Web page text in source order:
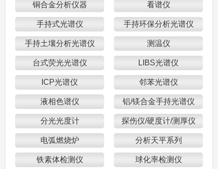
铜合金分析仪器 看谱仪
手持式光谱仪 手持环保分析光谱仪
手持土壤分析光谱仪 测温仪
台式荧光光谱仪 LIBS光谱仪
ICP光谱仪 邻苯光谱仪
液相色谱仪 铝/镁合金手持光谱仪
分光光度计 探伤仪/硬度计/测厚仪
电弧燃烧炉 分析天平系列
铁素体检测仪 球化率检测仪